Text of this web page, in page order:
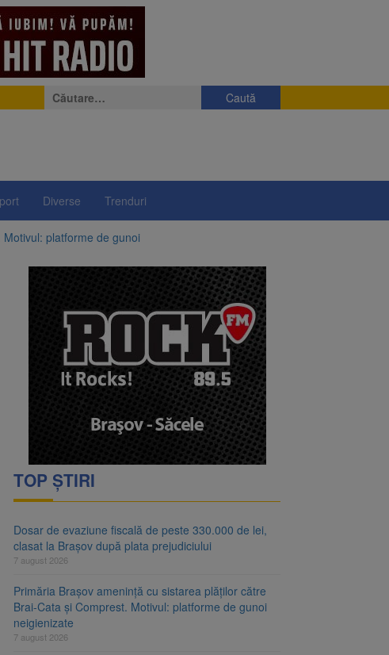
Caută
după:
Diverse Trenduri
platforme de gunoi
de lei și termen de trei
Avantgarden. Contractul a
prejudiciului
TOP ȘTIRI
Dosar de evaziune fiscală de peste 330.000 de lei,
clasat la Brașov după plata prejudiciului
7 august 2026
Primăria Brașov amenință cu sistarea plăților către
Brai-Cata și Comprest. Motivul: platforme de gunoi
neigienizate
7 august 2026